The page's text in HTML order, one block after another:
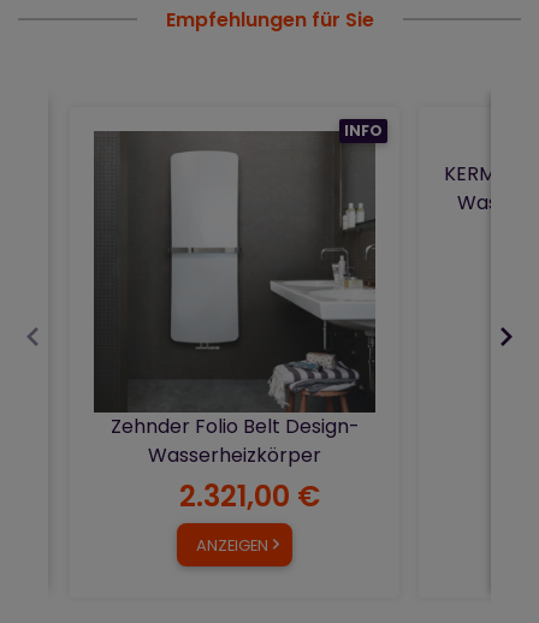
Empfehlungen für Sie
INFO
Zehnder Folio Belt Design-
Wasserheizkörper
2.321,00 €
ANZEIGEN
KERMI